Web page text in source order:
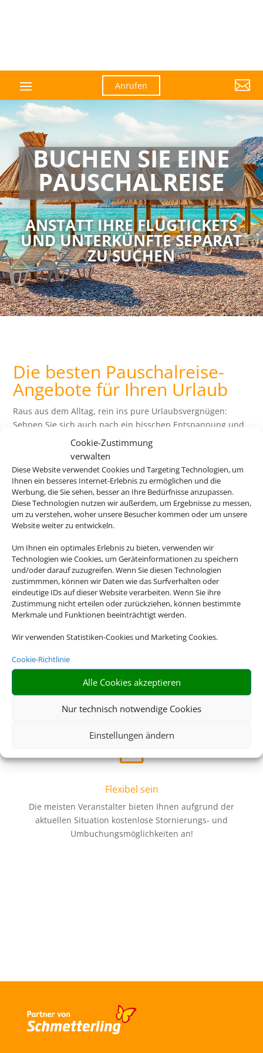
Cookie-Zustimmung
verwalten
Diese Website verwendet Cookies und Targeting Technologien, um
Ihnen ein besseres Internet-Erlebnis zu ermöglichen und die
Werbung, die Sie sehen, besser an Ihre Bedürfnisse anzupassen.
Diese Technologien nutzen wir außerdem, um Ergebnisse zu messen,
um zu verstehen, woher unsere Besucher kommen oder um unsere
Website weiter zu entwickeln.
Um Ihnen ein optimales Erlebnis zu bieten, verwenden wir
Technologien wie Cookies, um Geräteinformationen zu speichern
und/oder darauf zuzugreifen. Wenn Sie diesen Technologien
zustimmmen, können wir Daten wie das Surfverhalten oder
eindeutige IDs auf dieser Website verarbeiten. Wenn Sie ihre
Zustimmung nicht erteilen oder zurückziehen, können bestimmte
Merkmale und Funktionen beeinträchtigt werden.
Wir verwenden Statistiken-Cookies und Marketing Cookies.
Cookie-Richtlinie
Alle Cookies akzeptieren
Nur technisch notwendige Cookies
Einstellungen ändern
Anrufen 
BUCHEN SIE EINE
PAUSCHAL­­REISE
ANSTATT IHRE FLUGTICKETS
UND UNTERKÜNFTE SEPARAT
ZU SUCHEN
Die besten Pauschalreise-
Angebote für Ihren Urlaub
Raus aus dem Alltag, rein ins pure Urlaubsvergnügen:
Sehnen Sie sich auch nach ein bisschen Entspannung und
Abwechslung? Wir bringen Sie an die schönsten
Urlaubsziele der Welt – und das zu einem attraktiven Preis.
Buchen Sie jetzt Ihre perfekte Reise!
Z
Sicherheit
Bei einer Pauschalreise sind Sie in sämtlichen Belangen
abgesichert, beispielsweise bei Flugverspätungen oder
Reisewarnungen – ein klarer Vorteil!
Z
Beruhigt verreisen
Mit professionellen Hygienekonzepten und
Schutzmaßnahmen der Reiseveranstalter vor Ort steht Ihr
entspannter Urlaub im Mittelpunkt.
Z
Flexibel sein
Die meisten Veranstalter bieten Ihnen aufgrund der
aktuellen Situation kostenlose Stornierungs- und
Umbuchungsmöglichkeiten an!